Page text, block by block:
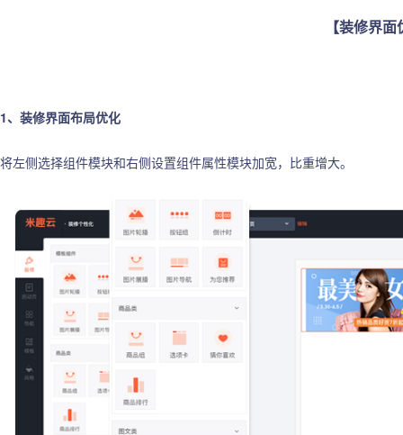
【装修界
1、装修界面布局优化
将左侧选择组件模块和右侧设置组件属性模块加宽，比重增大。